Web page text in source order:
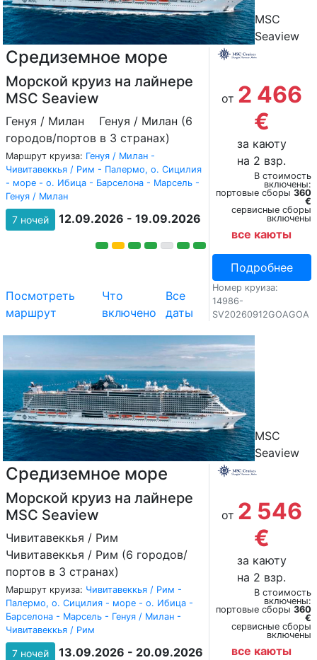
MSC
Seaview
Средиземное море
Морской круиз на лайнере
MSC Seaview
Генуя / Милан
Генуя / Милан (6
городов/портов в 3 странах)
Маршрут круиза: Генуя / Милан -
Чивитавеккья / Рим - Палермо, о. Сицилия
- море - о. Ибица - Барселона - Марсель -
Генуя / Милан
7 ночей 12.09.2026 - 19.09.2026
Посмотреть
маршрут
Что
включено
Все
даты
от 2 466
€
за каюту
на 2 взр.
В стоимость
включены:
портовые сборы 360
€
сервисные сборы
включены
все каюты
Подробнее
Номер круиза:
14986-
SV20260912GOAGOA
MSC
Seaview
Средиземное море
Морской круиз на лайнере
MSC Seaview
Чивитавеккья / Рим
Чивитавеккья / Рим (6 городов/
портов в 3 странах)
Маршрут круиза: Чивитавеккья / Рим -
Палермо, о. Сицилия - море - о. Ибица -
Барселона - Марсель - Генуя / Милан -
Чивитавеккья / Рим
7 ночей 13.09.2026 - 20.09.2026
от 2 546
€
за каюту
на 2 взр.
В стоимость
включены:
портовые сборы 360
€
сервисные сборы
включены
все каюты